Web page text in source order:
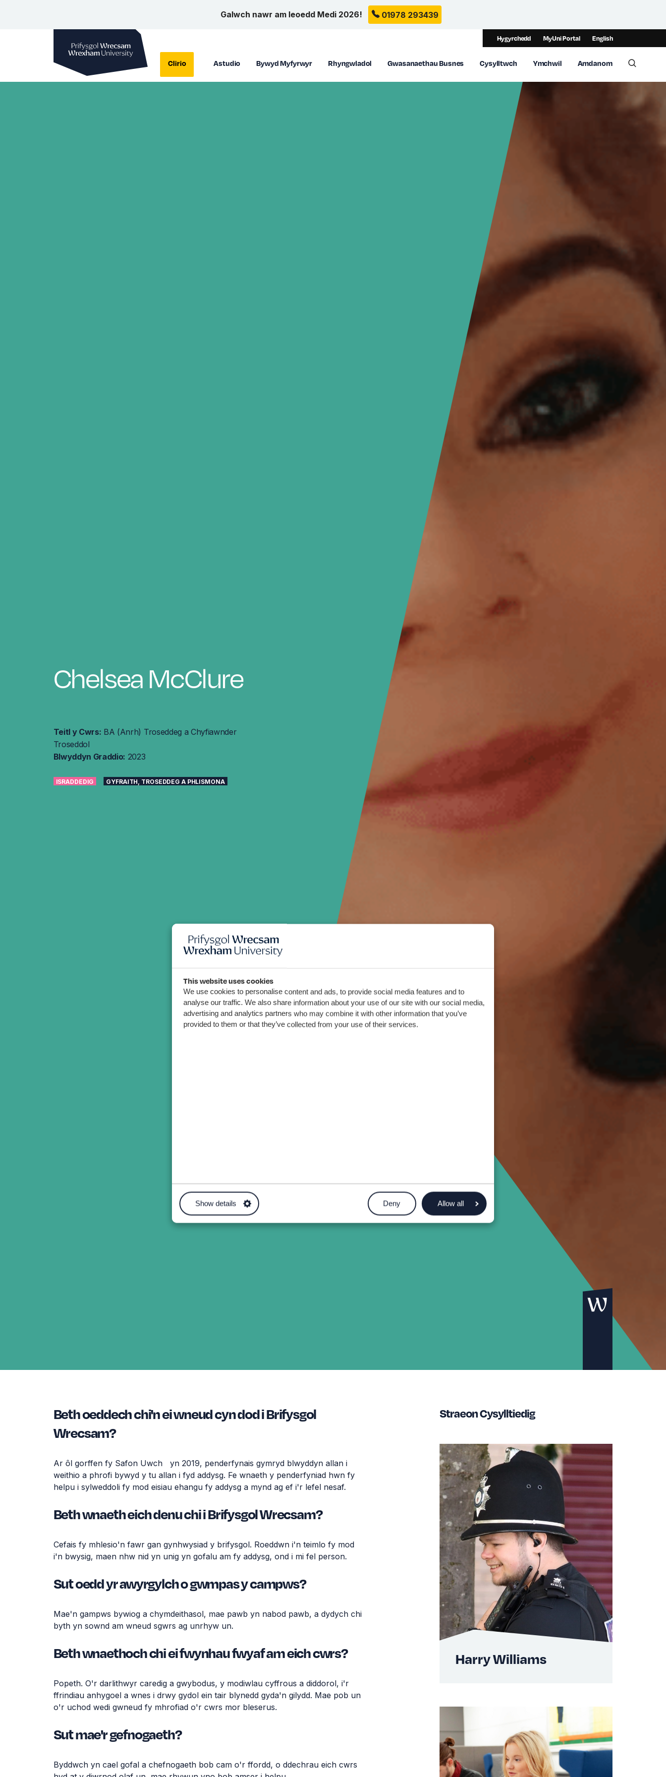
This website uses cookies
We use cookies to personalise content and ads, to provide social media features and to
analyse our traffic. We also share information about your use of our site with our social media,
advertising and analytics partners who may combine it with other information that you’ve
provided to them or that they’ve collected from your use of their services.
Show details Deny Allow all
Galwch nawr am leoedd Medi 2026! 01978 293439
Hygyrchedd MyUni Portal English
Clirio Astudio Bywyd Myfyrwyr Rhyngwladol Gwasanaethau Busnes Cysylltwch Ymchwil Amdanom
Chelsea McClure
Teitl y Cwrs: BA (Anrh) Troseddeg a Chyfiawnder
Troseddol
Blwyddyn Graddio: 2023
ISRADDEDIG GYFRAITH, TROSEDDEG A PHLISMONA
Beth oeddech chi'n ei wneud cyn dod i Brifysgol
Wrecsam?
Ar ôl gorffen fySafon Uwch yn2019, penderfynais gymryd blwyddyn allan i
weithio a phrofi bywydy tu allan i fyd addysg. Fe wnaethy penderfyniad hwn fy
helpu i sylweddoli fymod eisiau ehangu fy addysga myndag ef i'r lefel nesaf.
Beth wnaeth eich denu chi i Brifysgol Wrecsam?
Cefais fy mhlesio'n fawr gan gynhwysiady brifysgol. Roeddwn i'n teimlo fymod
i'n bwysig, maen nhw nid yn unig yn gofaluam fy addysg, ond imi felperson.
Sut oedd yr awyrgylch o gwmpas y campws?
Mae'n gampws bywioga chymdeithasol, mae pawb yn nabod pawb, a dydychchi
byth yn sowndam wneud sgwrs ag unrhywun.
Beth wnaethoch chi ei fwynhau fwyaf am eich cwrs?
Popeth. O'r darlithwyr carediga gwybodus, y modiwlau cyffrous a diddorol, i'r
ffrindiau anhygoela wnes i drwy gydol ein tair blynedd gyda'n gilydd. Mae pob un
o'r uchod wedi gwneud fy mhrofiad o'r cwrs mor bleserus.
Sut mae'r gefnogaeth?
Byddwch yn cael gofala chefnogaethbob cam o'r ffordd, o ddechrau eich cwrs
Straeon Cysylltiedig
Harry Williams